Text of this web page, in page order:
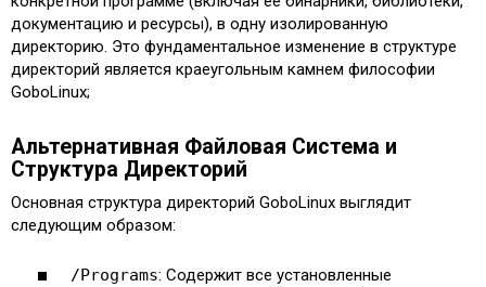
документацию и ресурсы), в одну изолированную
директорию. Это фундаментальное изменение в структуре
директорий является краеугольным камнем философии
GoboLinux;
Альтернативная Файловая Система и
Структура Директорий
Основная структура директорий GoboLinux выглядит
следующим образом:
/Programs: Содержит все установленные